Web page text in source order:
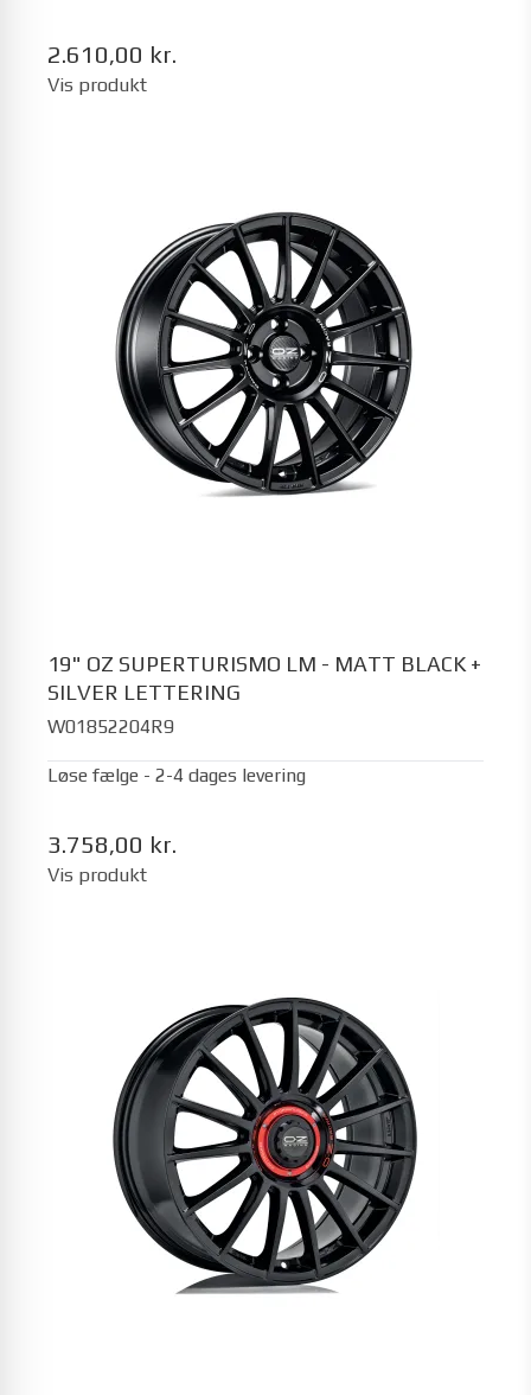
2.610,00 kr.
Vis produkt
19" OZ SUPERTURISMO LM - MATT BLACK +
SILVER LETTERING
W01852204R9
Løse fælge - 2-4 dages levering
3.758,00 kr.
Vis produkt